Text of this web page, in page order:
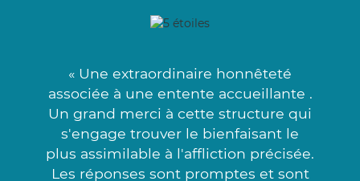
« Une extraordinaire honnêteté
associée à une entente accueillante .
Un grand merci à cette structure qui
s'engage trouver le bienfaisant le
plus assimilable à l'affliction précisée.
Les réponses sont promptes et sont